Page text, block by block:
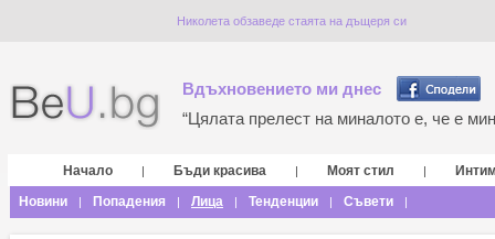
Николета обзаведе стаята на дъщеря си
Вдъхновението ми днес
“Цялата прелест на миналото е, че е
Начало | Бъди красива | Моят стил |
Новини
| Попадения | Лица | Тенденции | Съвети |